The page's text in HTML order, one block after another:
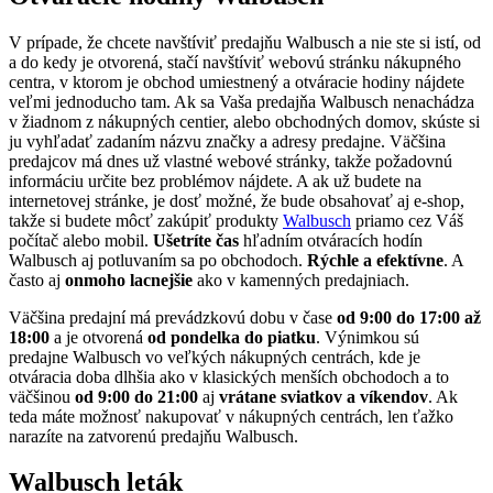
V prípade, že chcete navštíviť predajňu Walbusch a nie ste si istí, od
a do kedy je otvorená, stačí navštíviť webovú stránku nákupného
centra, v ktorom je obchod umiestnený a otváracie hodiny nájdete
veľmi jednoducho tam. Ak sa Vaša predajňa Walbusch nenachádza
v žiadnom z nákupných centier, alebo obchodných domov, skúste si
ju vyhľadať zadaním názvu značky a adresy predajne. Väčšina
predajcov má dnes už vlastné webové stránky, takže požadovnú
informáciu určite bez problémov nájdete. A ak už budete na
internetovej stránke, je dosť možné, že bude obsahovať aj e-shop,
takže si budete môcť zakúpiť produkty Walbusch priamo cez Váš
počítač alebo mobil. Ušetríte čas hľadním otváracích hodín
Walbusch aj potluvaním sa po obchodoch. Rýchle a efektívne. A
často aj onmoho lacnejšie ako v kamenných predajniach.
Väčšina predajní má prevádzkovú dobu v čase od 9:00 do 17:00 až
18:00 a je otvorená od pondelka do piatku. Výnimkou sú
predajne Walbusch vo veľkých nákupných centrách, kde je
otváracia doba dlhšia ako v klasických menších obchodoch a to
väčšinou od 9:00 do 21:00 aj vrátane sviatkov a víkendov. Ak
teda máte možnosť nakupovať v nákupných centrách, len ťažko
narazíte na zatvorenú predajňu Walbusch.
Walbusch leták